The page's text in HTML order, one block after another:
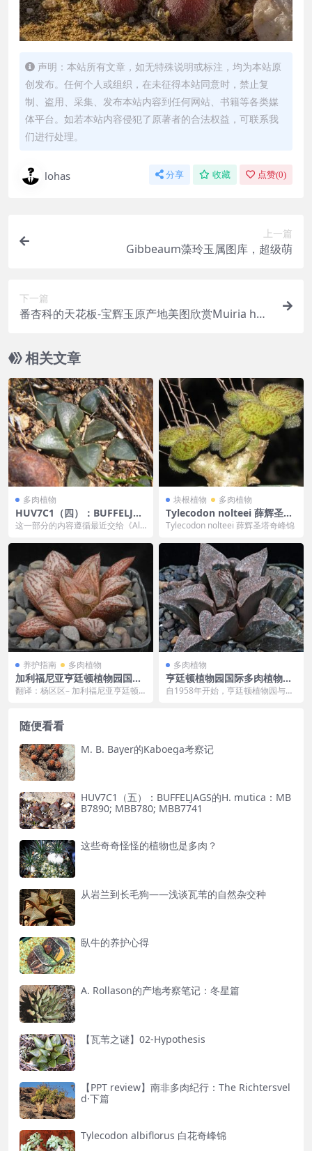
声明：本站所有文章，如无特殊说明或标注，均为本站原
创发布。任何个人或组织，在未征得本站同意时，禁止复
制、盗用、采集、发布本站内容到任何网站、书籍等各类媒
体平台。如若本站内容侵犯了原著者的合法权益，可联系我
们进行处理。
lohas 分享 收藏 点赞(0)
上一篇
Gibbeaum藻玲玉属图库，超级萌
下一篇
番杏科的天花板-宝辉玉原产地美图欣赏Muiria hor
相关文章
多肉植物
HUV7C1（四）：BUFFELJA
GS的H. mutica：MBB7888;
这一部分的内容遵循最近交给《Als
后的一...
块根植物 多肉植物
Tylecodon nolteei 薛辉圣塔
奇峰锦
Tylecodon nolteei 薛辉圣塔奇峰锦
养护指南 多肉植物
加利福尼亚亨廷顿植物园国际
多肉植物推介企划：瓦苇年鉴
翻译：杨区区– 加利福尼亚亨廷顿
多肉植物
亨廷顿植物园国际多肉植物推
介企划（精选篇）
自1958年开始，亨廷顿植物园与国
随便看看
M. B. Bayer的Kaboega考察记
HUV7C1（五）：BUFFELJAGS的H. mutica：MB
B7890; MBB780; MBB7741
这些奇奇怪怪的植物也是多肉？
从岩兰到长毛狗——浅谈瓦苇的自然杂交种
臥牛的养护心得
A. Rollason的产地考察笔记：冬星篇
【瓦苇之谜】02-Hypothesis
【PPT review】南非多肉纪行：The Richtersvel
d·下篇
Tylecodon albiflorus 白花奇峰锦